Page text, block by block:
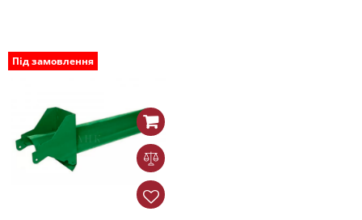
Під замовлення